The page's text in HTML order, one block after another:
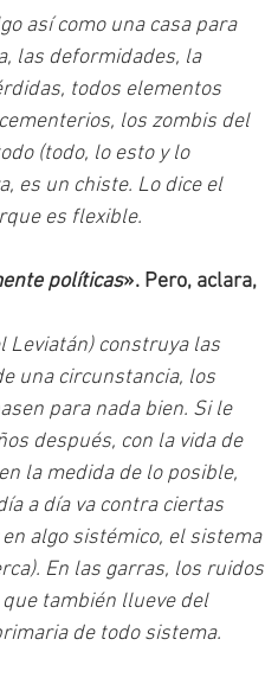
así como una casa para
las deformidades, la
todos elementos
los zombis del
(todo, lo esto y lo
es un chiste. Lo dice el
es flexible.
políticas». Pero, aclara,
Leviatán) construya las
una circunstancia, los
para nada bien. Si le
después, con la vida de
la medida de lo posible,
a día va contra ciertas
algo sistémico, el sistema
En las garras, los ruidos
también llueve del
de todo sistema.